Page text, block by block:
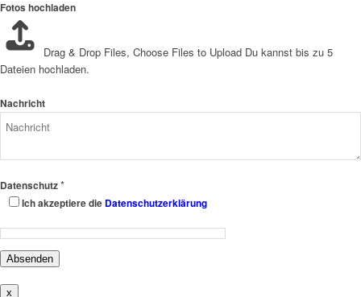
Fotos hochladen
Drag & Drop Files, Choose Files to Upload Du kannst bis zu 5
Dateien hochladen.
Nachricht
Datenschutz*
Ich akzeptiere die Datenschutzerklärung
Absenden
x